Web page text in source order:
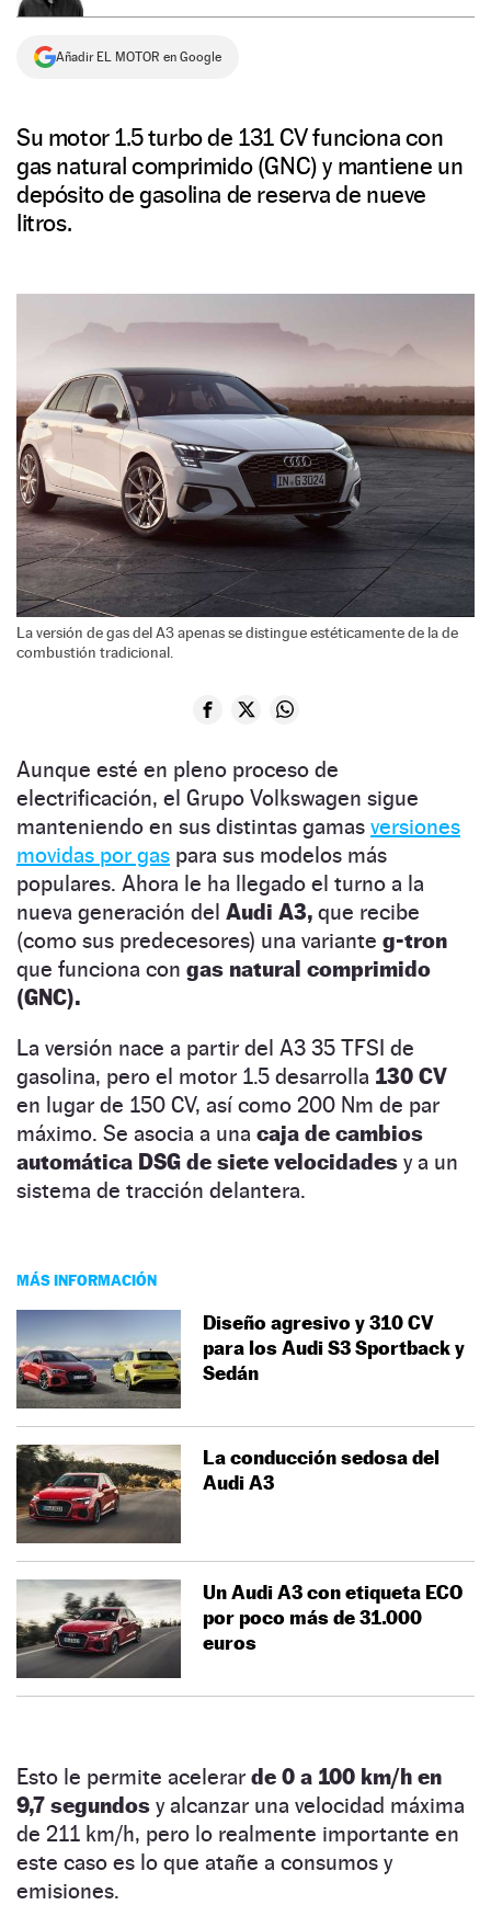
Añadir EL MOTOR en Google
Su motor 1.5 turbo de 131 CV funciona con
gas natural comprimido (GNC) y mantiene un
depósito de gasolina de reserva de nueve
litros.
La versión de gas del A3 apenas se distingue estéticamente de la de
combustión tradicional.
Aunque esté en pleno proceso de
electrificación, el Grupo Volkswagen sigue
manteniendo en sus distintas gamas versiones
movidas por gas para sus modelos más
populares. Ahora le ha llegado el turno a la
nueva generación del Audi A3, que recibe
(como sus predecesores) una variante g-tron
que funciona con gas natural comprimido
(GNC).
La versión nace a partir del A3 35 TFSI de
gasolina, pero el motor 1.5 desarrolla 130 CV
en lugar de 150 CV, así como 200 Nm de par
máximo. Se asocia a una caja de cambios
automática DSG de siete velocidades y a un
sistema de tracción delantera.
MÁS INFORMACIÓN
Diseño agresivo y 310 CV
para los Audi S3 Sportback y
Sedán
La conducción sedosa del
Audi A3
Un Audi A3 con etiqueta ECO
por poco más de 31.000
euros
Esto le permite acelerar de 0 a 100 km/h en
9,7 segundos y alcanzar una velocidad máxima
de 211 km/h, pero lo realmente importante en
este caso es lo que atañe a consumos y
emisiones.